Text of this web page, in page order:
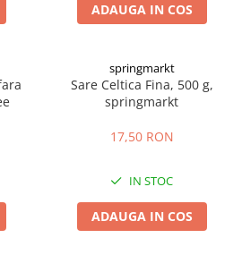
ADAUGA IN COS
springmarkt
Sare Celtica Fina, 500 g,
springmarkt
17,50 RON
IN STOC
ADAUGA IN COS